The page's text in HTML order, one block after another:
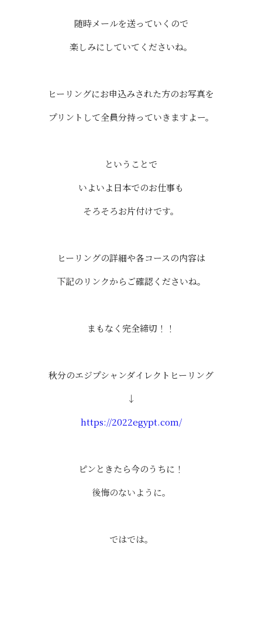
随時メールを送っていくので
楽しみにしていてくださいね。
ヒーリングにお申込みされた方のお写真を
プリントして全員分持っていきますよー。
ということで
いよいよ日本でのお仕事も
そろそろお片付けです。
ヒーリングの詳細や各コースの内容は
下記のリンクからご確認くださいね。
まもなく完全締切！！
秋分のエジプシャンダイレクトヒーリング
↓
https://2022egypt.com/
ピンときたら今のうちに！
後悔のないように。
ではでは。